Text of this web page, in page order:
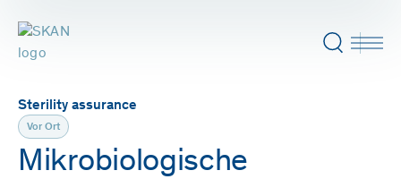
Sterility assurance
Vor Ort
Mikrobiologische